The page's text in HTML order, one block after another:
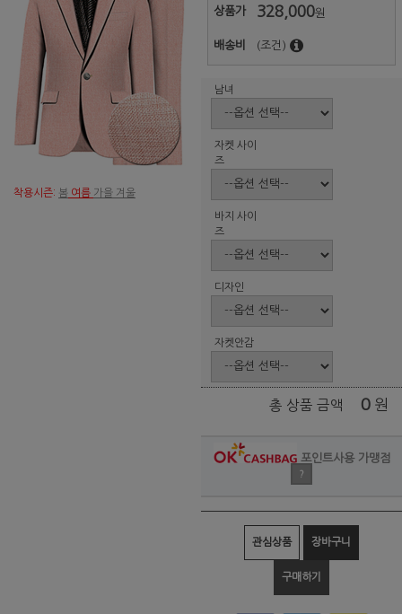
착용시즌: 봄 여름 가을 겨울
상품가 328,000원
배송비 (조건)
남녀
자켓 사이
즈
바지 사이
즈
디자인
자켓안감
총 상품 금액 0 원
포인트사용 가맹점
?
관심상품 장바구니
구매하기